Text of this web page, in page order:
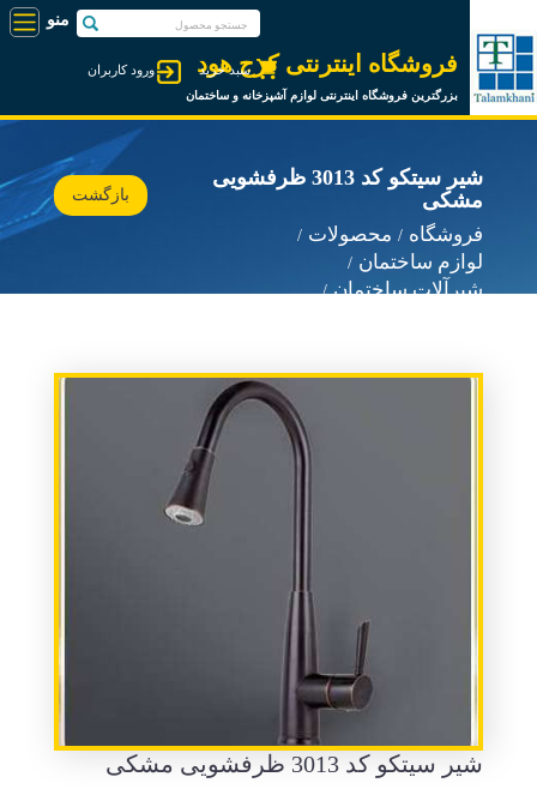
فروشگاه اینترنتی کرج هود
بزرگترین فروشگاه اینترنتی لوازم آشپزخانه و ساختمان
ورود کاربران سبد خرید
شیر سیتکو کد 3013 ظرفشویی
مشکی
فروشگاه
محصولات
لوازم ساختمان
شیرآلات ساختمان
بازگشت
شیر سیتکو کد 3013 ظرفشویی مشکی